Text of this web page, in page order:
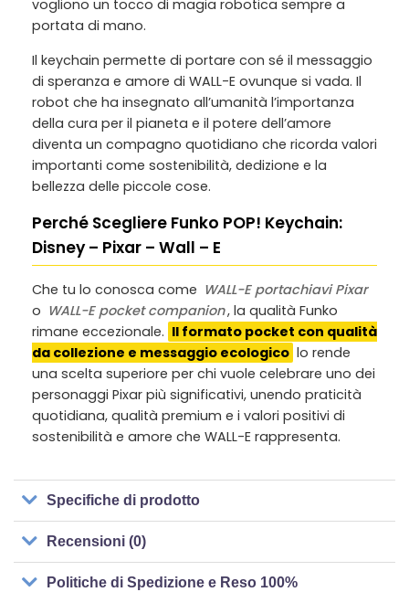
vogliono un tocco di magia robotica sempre a
portata di mano.
Il keychain permette di portare con sé il messaggio
di speranza e amore di WALL-E ovunque si vada. Il
robot che ha insegnato all’umanità l’importanza
della cura per il pianeta e il potere dell’amore
diventa un compagno quotidiano che ricorda valori
importanti come sostenibilità, dedizione e la
bellezza delle piccole cose.
Perché Scegliere Funko POP! Keychain:
Disney – Pixar – Wall – E
Che tu lo conosca come WALL-E portachiavi Pixar
o WALL-E pocket companion, la qualità Funko
rimane eccezionale. Il formato pocket con qualità
da collezione e messaggio ecologico lo rende
una scelta superiore per chi vuole celebrare uno dei
personaggi Pixar più significativi, unendo praticità
quotidiana, qualità premium e i valori positivi di
sostenibilità e amore che WALL-E rappresenta.
Specifiche di prodotto
Recensioni (0)
Politiche di Spedizione e Reso 100%